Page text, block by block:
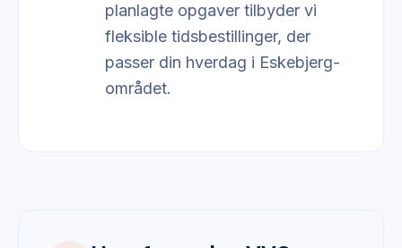
planlagte opgaver tilbyder vi
fleksible tidsbestillinger, der
passer din hverdag i Eskebjerg-
området.